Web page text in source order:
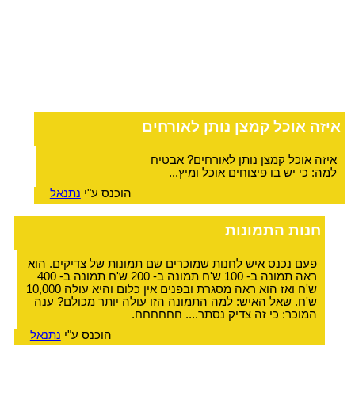
איזה אוכל קמצן נותן לאורחים
איזה אוכל קמצן נותן לאורחים? אבטיח
למה: כי יש בו פיצוחים אוכל ומיץ...
הוכנס ע"י נתנאל
חנות התמונות
פעם נכנס איש לחנות שמוכרים שם תמונות של צדיקים. הוא
ראה תמונה ב- 100 ש'ח תמונה ב- 200 ש'ח תמונה ב- 400
ש'ח ואז הוא ראה מסגרת ובפנים אין כלום והיא עולה 10,000
ש'ח. שאל האיש: למה התמונה הזו עולה יותר מכולם? ענה
המוכר: כי זה צדיק נסתר.... חחחחחח.
הוכנס ע"י נתנאל